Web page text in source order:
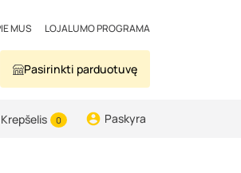
MUS LOJALUMO PROGRAMA
Pasirinkti parduotuvę
Krepšelis 0 Paskyra